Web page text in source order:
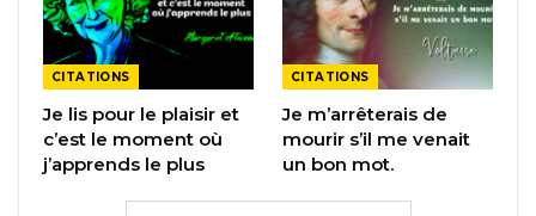
CITATIONS
Je lis pour le plaisir et
c’est le moment où
j’apprends le plus
CITATIONS
Je m’arrêterais de
mourir s’il me venait
un bon mot.